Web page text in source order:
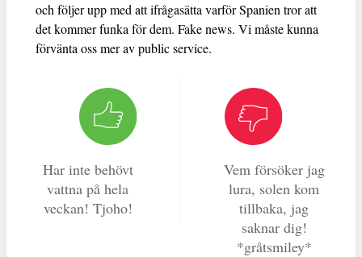
och följer upp med att ifrågasätta varför Spanien tror att
det kommer funka för dem. Fake news. Vi måste kunna
förvänta oss mer av public service.
Har inte behövt
vattna på hela
veckan! Tjoho!
Vem försöker jag
lura, solen kom
tillbaka, jag
saknar dig!
*gråtsmiley*